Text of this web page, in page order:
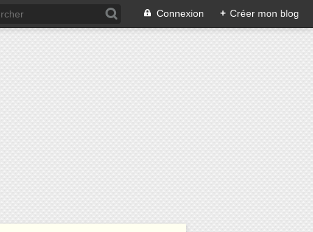
Connexion + Créer mon blog